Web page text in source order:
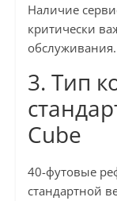
Наличие
критически
обслуживания.
3. Тип
Cube
40-футовые
стандартной